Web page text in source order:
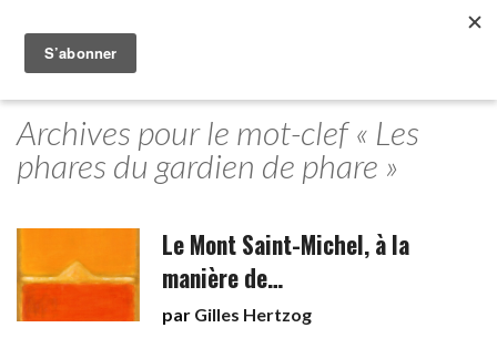
Archives pour le mot-clef « Les
phares du gardien de phare »
Le Mont Saint-Michel, à la
manière de…
par Gilles Hertzog